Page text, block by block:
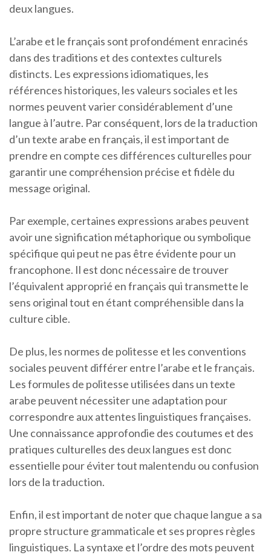
deux langues.
L’arabe et le français sont profondément enracinés
dans des traditions et des contextes culturels
distincts. Les expressions idiomatiques, les
références historiques, les valeurs sociales et les
normes peuvent varier considérablement d’une
langue à l’autre. Par conséquent, lors de la traduction
d’un texte arabe en français, il est important de
prendre en compte ces différences culturelles pour
garantir une compréhension précise et fidèle du
message original.
Par exemple, certaines expressions arabes peuvent
avoir une signification métaphorique ou symbolique
spécifique qui peut ne pas être évidente pour un
francophone. Il est donc nécessaire de trouver
l’équivalent approprié en français qui transmette le
sens original tout en étant compréhensible dans la
culture cible.
De plus, les normes de politesse et les conventions
sociales peuvent différer entre l’arabe et le français.
Les formules de politesse utilisées dans un texte
arabe peuvent nécessiter une adaptation pour
correspondre aux attentes linguistiques françaises.
Une connaissance approfondie des coutumes et des
pratiques culturelles des deux langues est donc
essentielle pour éviter tout malentendu ou confusion
lors de la traduction.
Enfin, il est important de noter que chaque langue a sa
propre structure grammaticale et ses propres règles
linguistiques. La syntaxe et l’ordre des mots peuvent